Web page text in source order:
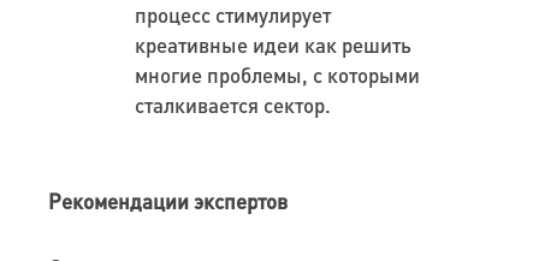
процесс стимулирует
креативные идеи как решить
многие проблемы, с которыми
сталкивается сектор.
Рекомендации экспертов